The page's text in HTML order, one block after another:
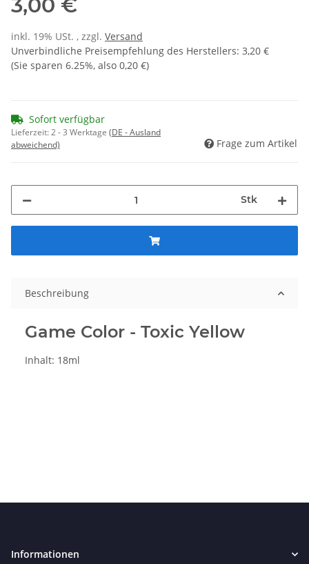
3,00 €
inkl. 19% USt. , zzgl. Versand
Unverbindliche Preisempfehlung des Herstellers: 3,20 €
(Sie sparen 6.25%, also 0,20 €)
Sofort verfügbar
Lieferzeit:2 - 3 Werktage (DE - Ausland
abweichend)
Frage zum Artikel
Stk
Beschreibung
Game Color - Toxic Yellow
Inhalt: 18ml
Informationen